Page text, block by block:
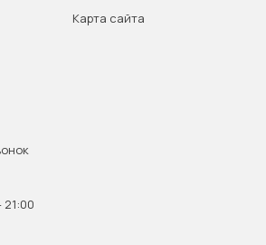
Карта сайта